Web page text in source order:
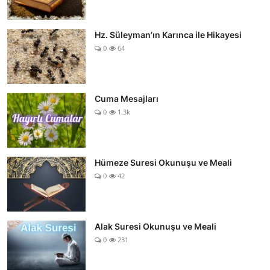
Hz. Süleyman’ın Karınca ile Hikayesi
0 64
Cuma Mesajları
0 1.3k
Hümeze Suresi Okunuşu ve Meali
0 42
Alak Suresi Okunuşu ve Meali
0 231